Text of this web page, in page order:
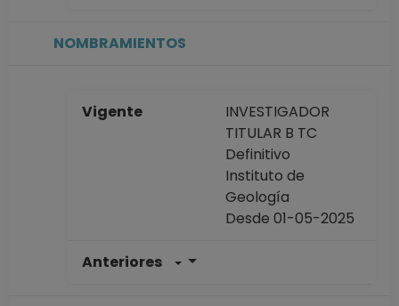
NOMBRAMIENTOS
Vigente
INVESTIGADOR
TITULAR B TC
Definitivo
Instituto de
Geología
Desde 01-05-2025
Anteriores